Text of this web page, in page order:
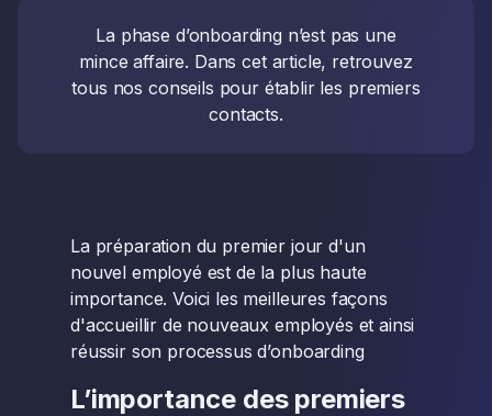
La phase d’onboarding n’est pas une
mince affaire. Dans cet article, retrouvez
tous nos conseils pour établir les premiers
contacts.
La préparation du premier jour d'un
nouvel employé est de la plus haute
importance. Voici les meilleures façons
d'accueillir de nouveaux employés et ainsi
réussir son processus d’onboarding
L’importance des premiers